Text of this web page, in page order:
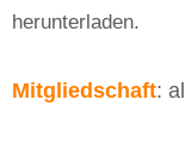
herunterladen.
Mitgliedschaft: